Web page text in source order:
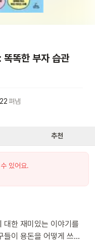
똑똑한 부자 습관
펴냄
추천
있어요.
대한 재미있는 이야기를
이 용돈을 어떻게 쓰고